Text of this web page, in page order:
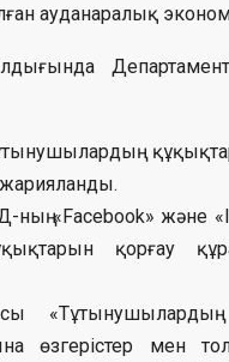
ауданаралық
«Facebook» және
қорғау
өзгерістер мен